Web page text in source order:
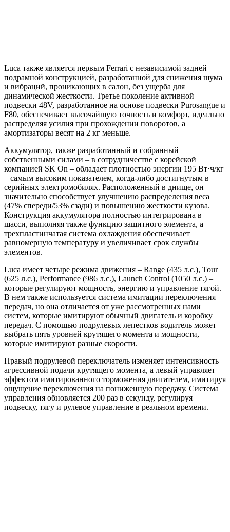
Luca также является первым Ferrari с независимой задней
подрамной конструкцией, разработанной для снижения шума
и вибраций, проникающих в салон, без ущерба для
динамической жесткости. Третье поколение активной
подвески 48V, разработанное на основе подвески Purosangue и
F80, обеспечивает высочайшую точность и комфорт, идеально
распределяя усилия при прохождении поворотов, а
амортизаторы весят на 2 кг меньше.
Аккумулятор, также разработанный и собранный
собственными силами – в сотрудничестве с корейской
компанией SK On – обладает плотностью энергии 195 Вт·ч/кг
– самым высоким показателем, когда-либо достигнутым в
серийных электромобилях. Расположенный в днище, он
значительно способствует улучшению распределения веса
(47% спереди/53% сзади) и повышению жесткости кузова.
Конструкция аккумулятора полностью интегрирована в
шасси, выполняя также функцию защитного элемента, а
трехпластинчатая система охлаждения обеспечивает
равномерную температуру и увеличивает срок службы
элементов.
Luca имеет четыре режима движения – Range (435 л.с.), Tour
(625 л.с.), Performance (986 л.с.), Launch Control (1050 л.с.) –
которые регулируют мощность, энергию и управление тягой.
В нем также используется система имитации переключения
передач, но она отличается от уже рассмотренных нами
систем, которые имитируют обычный двигатель и коробку
передач. С помощью подрулевых лепестков водитель может
выбрать пять уровней крутящего момента и мощности,
которые имитируют разные скорости.
Правый подрулевой переключатель изменяет интенсивность
агрессивной подачи крутящего момента, а левый управляет
эффектом имитированного торможения двигателем, имитируя
ощущение переключения на пониженную передачу. Система
управления обновляется 200 раз в секунду, регулируя
подвеску, тягу и рулевое управление в реальном времени.